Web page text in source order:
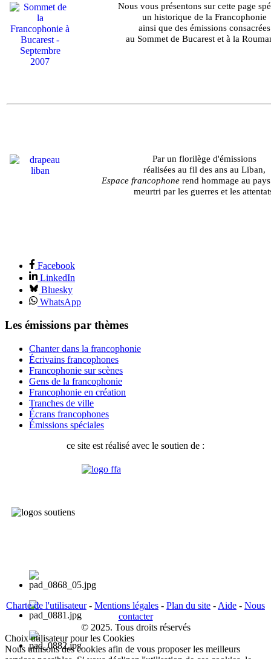
Nous vous présentons sur cette page
un historique de la Francophonie
ainsi que des émissions consacrées
au Sommet de Bucarest et à la
Par un florilège d'émissions
réalisées au fil des ans au Liban,
Espace francophone rend hommage au
meurtri par les guerres et les
Facebook
LinkedIn
Bluesky
WhatsApp
Les émissions par thèmes
Chanter dans la francophonie
Écrivains francophones
Francophonie sur scènes
Gens de la francophonie
Francophonie en création
Tranches de ville
Écrans francophones
Émissions spéciales
ce site est réalisé avec le soutien de :
Charte de l'utilisateur- Mentions légales - Plan du site - Aide - Nous
contacter
© 2025. Tous droits réservés
Choix utilisateur pour les Cookies
Nous utilisons des cookies afin de vous proposer les meilleurs